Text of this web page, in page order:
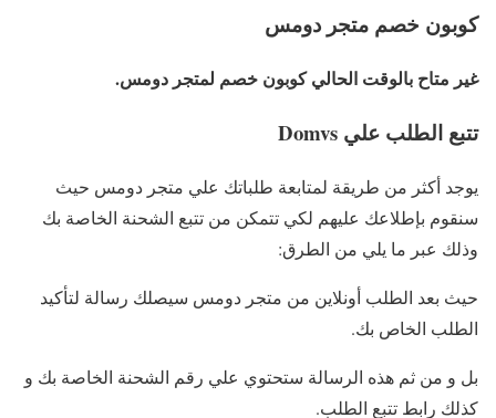
كوبون خصم متجر دومس
غير متاح بالوقت الحالي كوبون خصم لمتجر دومس.
تتبع الطلب علي Domvs
يوجد أكثر من طريقة لمتابعة طلباتك علي متجر دومس حيث
سنقوم بإطلاعك عليهم لكي تتمكن من تتبع الشحنة الخاصة بك
وذلك عبر ما يلي من الطرق:
حيث بعد الطلب أونلاين من متجر دومس سيصلك رسالة لتأكيد
الطلب الخاص بك.
بل و من ثم هذه الرسالة ستحتوي علي رقم الشحنة الخاصة بك و
كذلك رابط تتبع الطلب.